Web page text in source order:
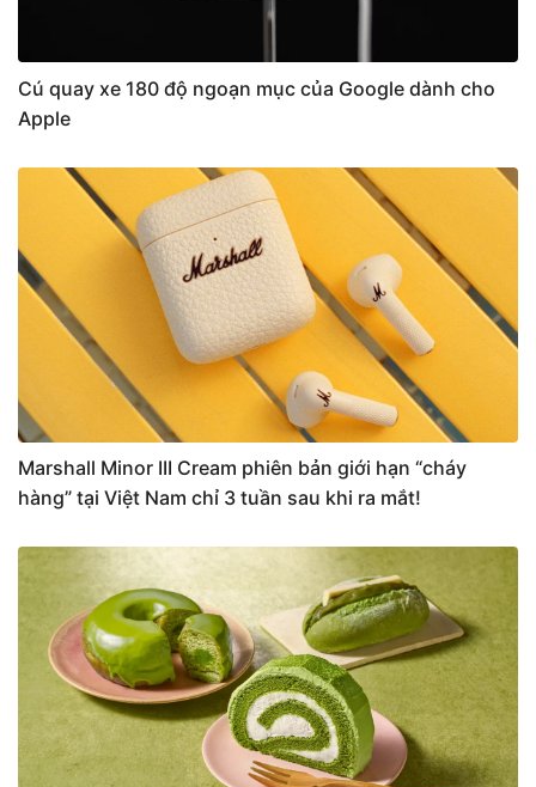
Cú quay xe 180 độ ngoạn mục của Google dành cho
Apple
Marshall Minor III Cream phiên bản giới hạn “cháy
hàng” tại Việt Nam chỉ 3 tuần sau khi ra mắt!